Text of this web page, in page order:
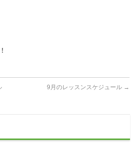
9月のレッスンスケジュール →